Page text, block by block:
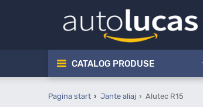
CATALOG PRODUSE
Pagina start Jante aliaj Alutec R15